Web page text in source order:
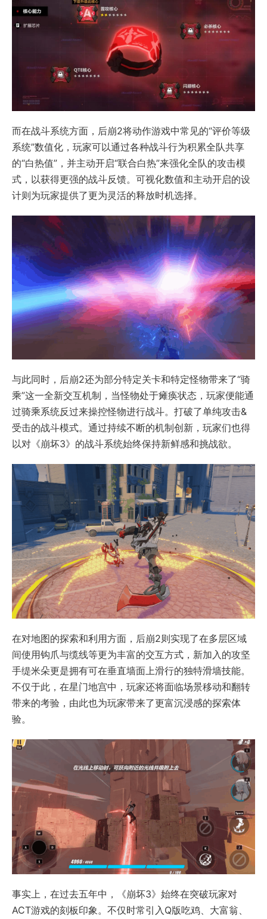
而在战斗系统方面，后崩2将动作游戏中常见的“评价等级
系统”数值化，玩家可以通过各种战斗行为积累全队共享
的“白热值”，并主动开启“联合白热”来强化全队的攻击模
式，以获得更强的战斗反馈。可视化数值和主动开启的设
计则为玩家提供了更为灵活的释放时机选择。
与此同时，后崩2还为部分特定关卡和特定怪物带来了“骑
乘”这一全新交互机制，当怪物处于瘫痪状态，玩家便能通
过骑乘系统反过来操控怪物进行战斗。打破了单纯攻击&
受击的战斗模式。通过持续不断的机制创新，玩家们也得
以对《崩坏3》的战斗系统始终保持新鲜感和挑战欲。
在对地图的探索和利用方面，后崩2则实现了在多层区域
间使用钩爪与缆线等更为丰富的交互方式，新加入的攻坚
手缇米朵更是拥有可在垂直墙面上滑行的独特滑墙技能。
不仅于此，在星门地宫中，玩家还将面临场景移动和翻转
带来的考验，由此也为玩家带来了更富沉浸感的探索体
验。
事实上，在过去五年中，《崩坏3》始终在突破玩家对
ACT游戏的刻板印象。不仅时常引入Q版吃鸡、大富翁、